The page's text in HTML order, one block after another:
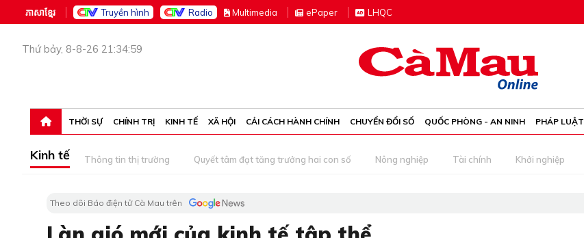
ភាសាខ្មែរ Truyền hình Radio Multimedia ePaper LHQC
Thứ bảy, 8-8-26 21:34:59
THỜI SỰ CHÍNH TRỊ KINH TẾ XÃ HỘI CẢI CÁCH HÀNH CHÍNH CHUYỂN ĐỔI SỐ QUỐC PHÒNG - AN NINH PHÁP LUẬT
Kinh tế Thông tin thị trường Quyết tâm đạt tăng trưởng hai con số Nông nghiệp Tài chính Khởi nghiệp
Theo dõi Báo điện tử Cà Mau trên